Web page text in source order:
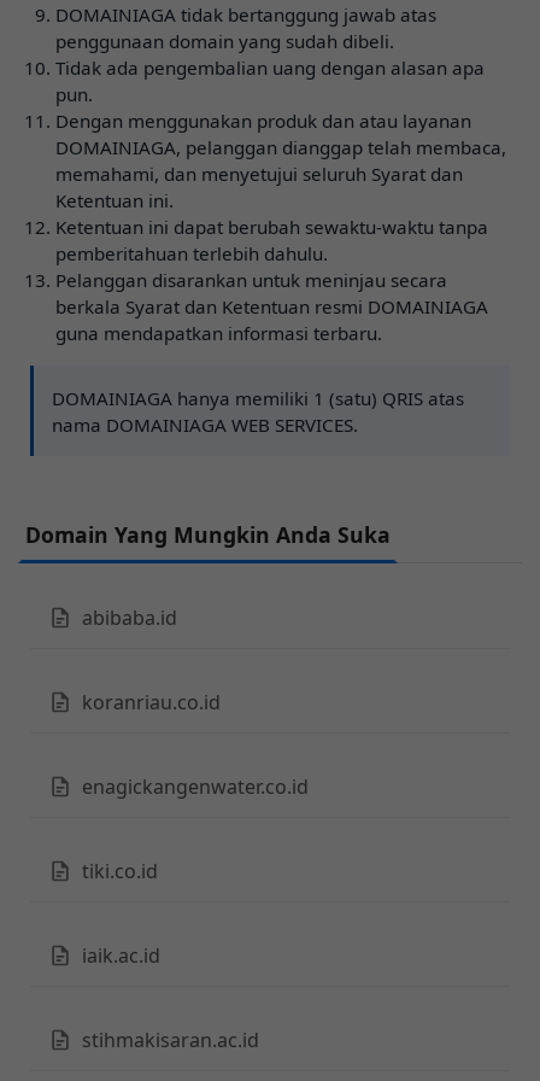
DOMAINIAGA tidak bertanggung jawab atas
penggunaan domain yang sudah dibeli.
Tidak ada pengembalian uang dengan alasan apa
pun.
Dengan menggunakan produk dan atau layanan
DOMAINIAGA, pelanggan dianggap telah membaca,
memahami, dan menyetujui seluruh Syarat dan
Ketentuan ini.
Ketentuan ini dapat berubah sewaktu-waktu tanpa
pemberitahuan terlebih dahulu.
Pelanggan disarankan untuk meninjau secara
berkala Syarat dan Ketentuan resmi DOMAINIAGA
guna mendapatkan informasi terbaru.
DOMAINIAGA hanya memiliki 1 (satu) QRIS atas
nama DOMAINIAGA WEB SERVICES.
Domain Yang Mungkin Anda Suka
abibaba.id
koranriau.co.id
enagickangenwater.co.id
tiki.co.id
iaik.ac.id
stihmakisaran.ac.id